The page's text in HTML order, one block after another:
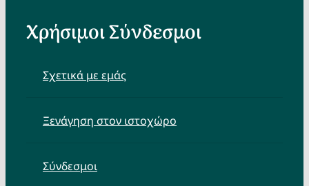
Χρήσιμοι Σύνδεσμοι
Σχετικά με εμάς
Ξενάγηση στον ιστοχώρο
Σύνδεσμοι